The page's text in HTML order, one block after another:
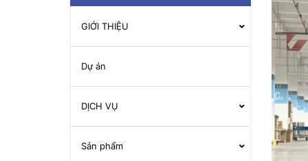
GIỚI THIỆU
Dự án
DỊCH VỤ
Sản phẩm